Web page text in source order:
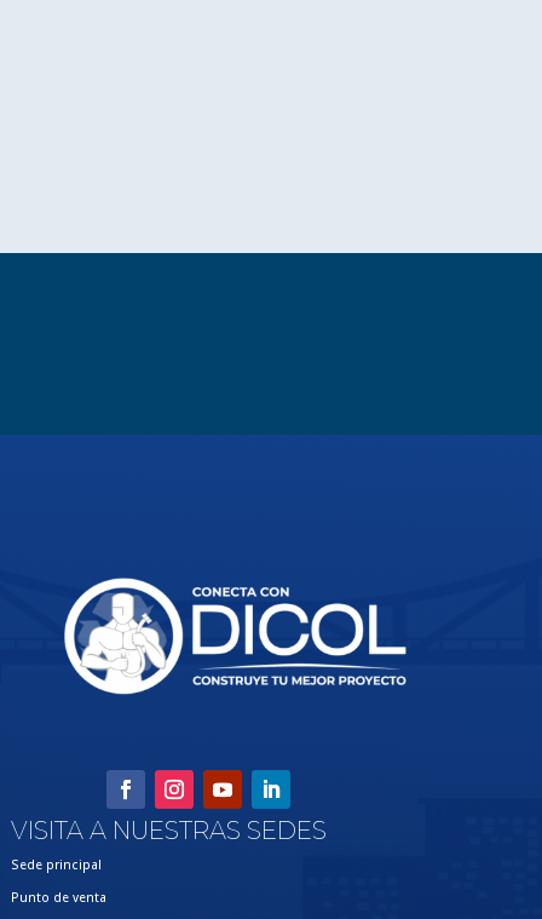
VISITA A NUESTRAS SEDES
Sede principal
Punto de venta